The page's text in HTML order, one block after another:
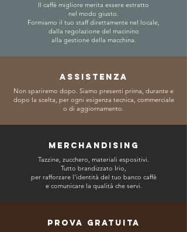
Il caffè migliore merita essere estratto
nel modo giusto.
Formiamo il tuo staff direttamente nel locale,
dalla regolazione del macinino
alla gestione della macchina.
ASSISTENZA
Non spariremo dopo. Siamo presenti prima, durante e
dopo la scelta, per ogni esigenza tecnica, commerciale
o di aggiornamento.
MERCHANDISING
Tazzine, zucchero, materiali espositivi.
Tutto brandizzato Irio,
per rafforzare l'identità del tuo banco caffè
e comunicare la qualità che servi.
PROVA GRATUITA